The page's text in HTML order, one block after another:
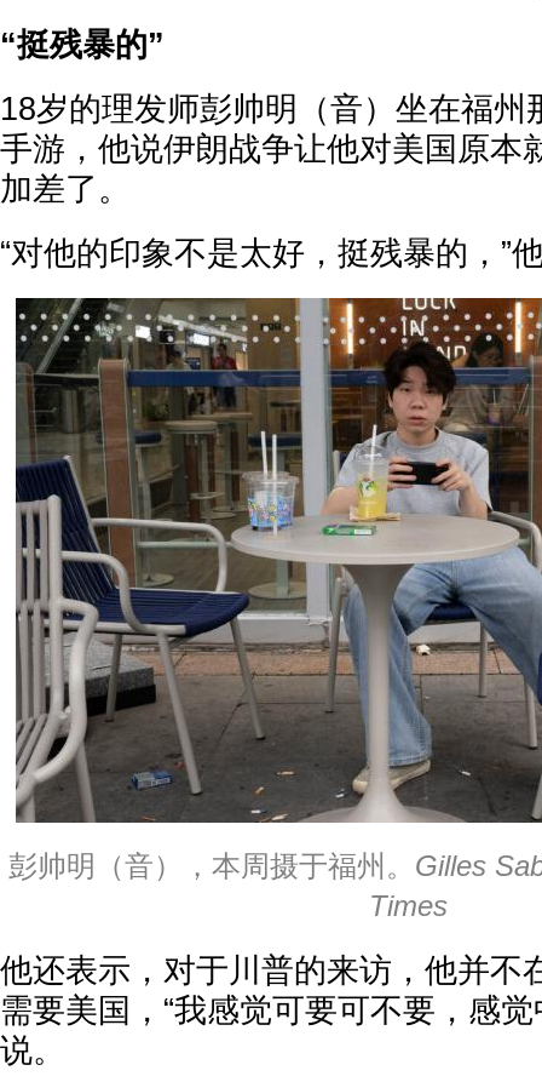
“挺残暴的”
18岁的理发师彭帅明（音）坐在福州
手游，他说伊朗战争让他对美国原本
加差了。
“对他的印象不是太好，挺残暴的，”
彭帅明（音），本周摄于福州。 Gilles
Times
他还表示，对于川普的来访，他并不
需要美国，“我感觉可要可不要，感
说。